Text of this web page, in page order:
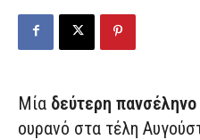
Mία δεύτερη πανσέληνο
ουρανό στα τέλη